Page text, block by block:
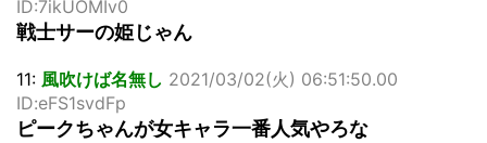
ID:7ikUOMIv0
戦士サーの姫じゃん
11: 風吹けば名無し 2021/03/02(火) 06:51:50.00
ID:eFS1svdFp
ピークちゃんが女キャラ一番人気やろな